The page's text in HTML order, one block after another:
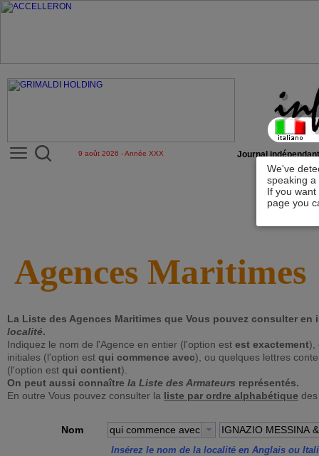
We've
speaking
If you
page you
9 août 2026 - Année XXX Journal
Agences Maritimes
La Liste des Agences Maritimes que Vous pouvez consulter
localité.
Indiquez le nom de l'Agence en entier (l'option est est exactement),
initiales (l'option est qui commence avec), ou quelques lettres
(l'option est qui contient).
On peut aussi connaître la Liste des Armateurs représentés.
En outre Vous pouvez consulter la liste par ordre alphabétique
Nom qui commence avec
Insérez le nom de la localité en Anglais ou